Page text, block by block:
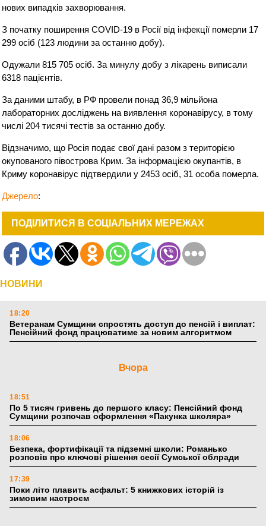
нових випадків захворювання.
З початку поширення COVID-19 в Росії від інфекції померли 17
299 осіб (123 людини за останню добу).
Одужали 815 705 осіб. За минулу добу з лікарень виписали
6318 пацієнтів.
За даними штабу, в РФ провели понад 36,9 мільйона
лабораторних досліджень на виявлення коронавірусу, в тому
числі 204 тисячі тестів за останню добу.
Відзначимо, що Росія подає свої дані разом з територією
окупованого півострова Крим. За інформацією окупантів, в
Криму коронавірус підтвердили у 2453 осіб, 31 особа померла.
Джерело:
ПОДІЛИТИСЯ В СОЦІАЛЬНИХ МЕРЕЖАХ
НОВИНИ
18:20
Ветеранам Сумщини спростять доступ до пенсій і виплат:
Пенсійний фонд працюватиме за новим алгоритмом
Вчора
18:51
По 5 тисяч гривень до першого класу: Пенсійний фонд
Сумщини розпочав оформлення «Пакунка школяра»
18:06
Безпека, фортифікації та підземні школи: Романько
розповів про ключові рішення сесії Сумської облради
17:39
Поки літо плавить асфальт: 5 книжкових історій із
зимовим настроєм